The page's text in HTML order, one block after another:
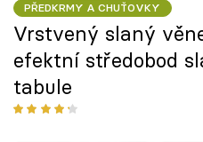
PŘEDKRMY A CHUŤOVKY
Vrstvený slaný
efektní středobod
tabule